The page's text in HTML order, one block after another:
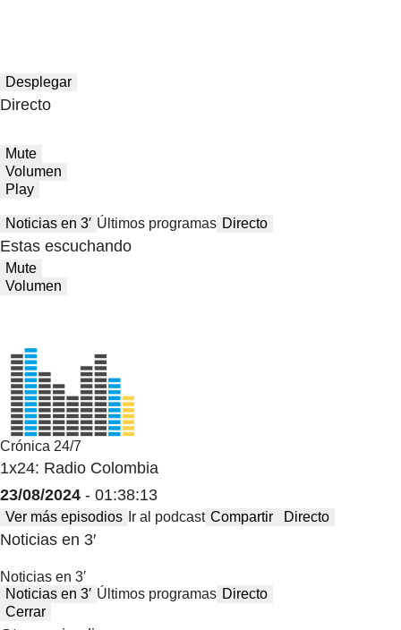
Desplegar
Directo
Mute
Volumen
Play
Noticias en 3′ Últimos programas Directo
Estas escuchando
Mute
Volumen
Crónica 24/7
1x24: Radio Colombia
23/08/2024 - 01:38:13
Ver más episodios Ir al podcast Compartir Directo
Noticias en 3′
Noticias en 3′
Noticias en 3′ Últimos programas Directo
Cerrar